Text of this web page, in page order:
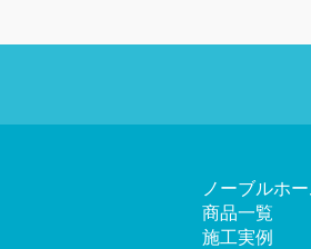
ノーブルホー
商品一覧
施工実例